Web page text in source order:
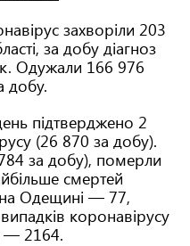
захворіли 203
за добу діагноз
Одужали 166 976
добу.
підтверджено 2
(26 870 за добу).
за добу), померли
смертей
на Одещині — 77,
коронавірусу
— 2164.